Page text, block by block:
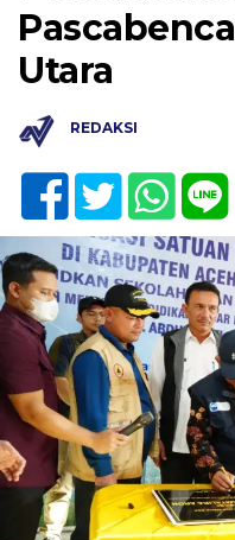
Utara
REDAKSI